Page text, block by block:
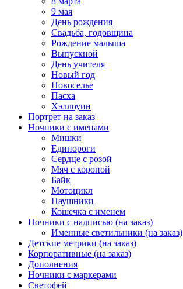
9 мая
День рождения
Свадьба, годовщина
Рождение малыша
Выпускной
День учителя
Новый год
Новоселье
Пасха
Хэллоуин
Портрет на заказ
Ночники с именами
Мишки
Единороги
Сердце с розой
Мяч с короной
Байк
Мотоцикл
Наушники
Кошечка с именем
Ночники с надписью (на заказ)
Именные светильники (на заказ)
Детские метрики (на заказ)
Корпоративные (на заказ)
Дополнения
Ночники с маркерами
Светофей